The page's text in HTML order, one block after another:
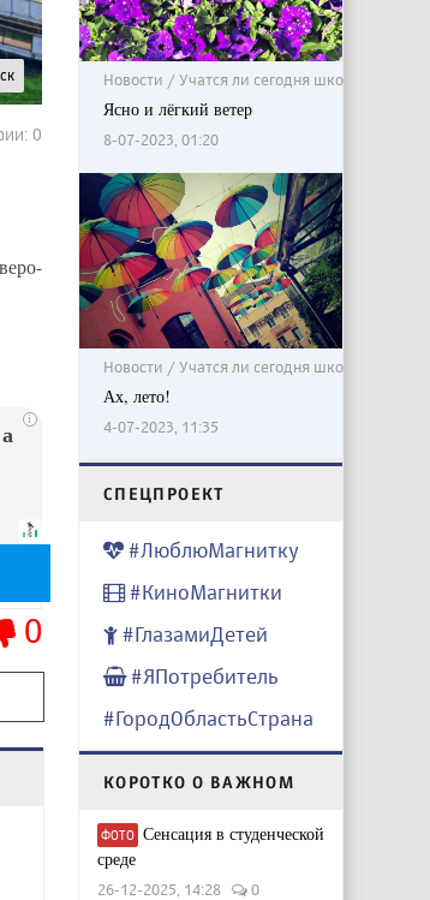
0
i
0
Новости / Учатся ли сегодня школьники?
Ясно и лёгкий ветер
8-07-2023, 01:20
Новости / Учатся ли сегодня школьники?
Ах, лето!
4-07-2023, 11:35
CПЕЦПРОЕКТ
#ЛюблюМагнитку
#КиноМагнитки
#ГлазамиДетей
#ЯПотребитель
#ГородОбластьСтрана
КОРОТКО О ВАЖНОМ
ФОТО Сенсация в студенческой
среде
26-12-2025, 14:28 0